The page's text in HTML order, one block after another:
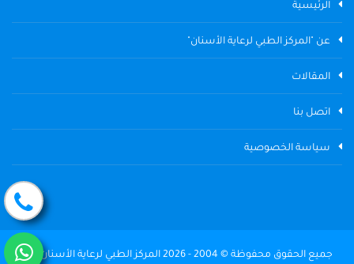
الرئيسية
عن "المركز الطبي لرعاية الأسنان"
المقالات
اتصل بنا
سياسة الخصوصية
جميع الحقوق محفوظة © 2004 - 2026 المركز الطبي لرعاية الأسنان The